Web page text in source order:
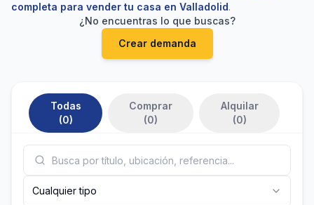
completa para vender tu casa en Valladolid.
¿No encuentras lo que buscas?
Crear demanda
Todas
(0)
Comprar
(0)
Alquilar
(0)
Cualquier tipo